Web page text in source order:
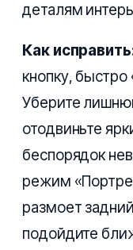
деталям
Как
кнопку, быстро
Уберите
отодвиньте
беспорядок
режим
размоет
подойдите